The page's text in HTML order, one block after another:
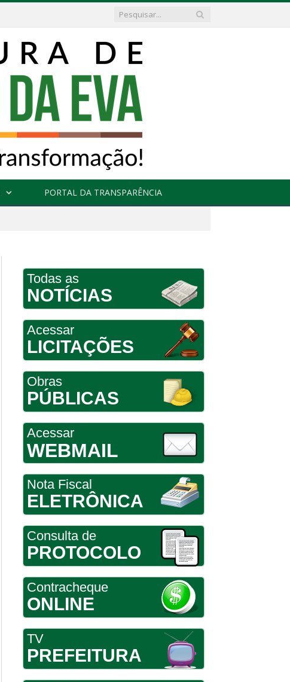
PORTAL DA TRANSPARÊNCIA
Todas as
NOTÍCIAS
Acessar
LICITAÇÕES
Obras
PÚBLICAS
Acessar
WEBMAIL
Nota Fiscal
ELETRÔNICA
Consulta de
PROTOCOLO
Contracheque
ONLINE
TV
PREFEITURA